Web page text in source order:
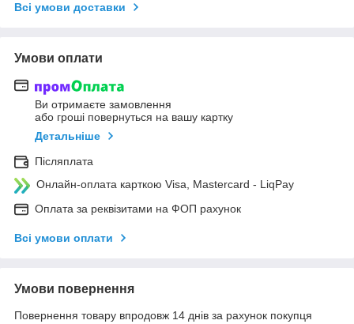
Всі умови доставки
Умови оплати
Ви отримаєте замовлення
або гроші повернуться на вашу картку
Детальніше
Післяплата
Онлайн-оплата карткою Visa, Mastercard - LiqPay
Оплата за реквізитами на ФОП рахунок
Всі умови оплати
Умови повернення
Повернення товару впродовж 14 днів за рахунок покупця